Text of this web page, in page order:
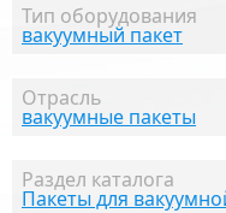
Тип оборудования
вакуумный пакет
Отрасль
вакуумные пакеты
Раздел каталога
Пакеты для